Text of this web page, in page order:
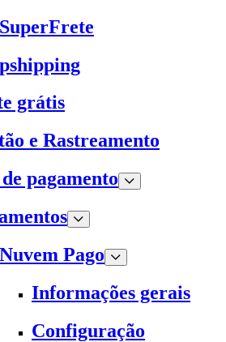
SuperFrete
grátis
e Rastreamento
pagamento
Nuvem Pago
Informações gerais
Configuração